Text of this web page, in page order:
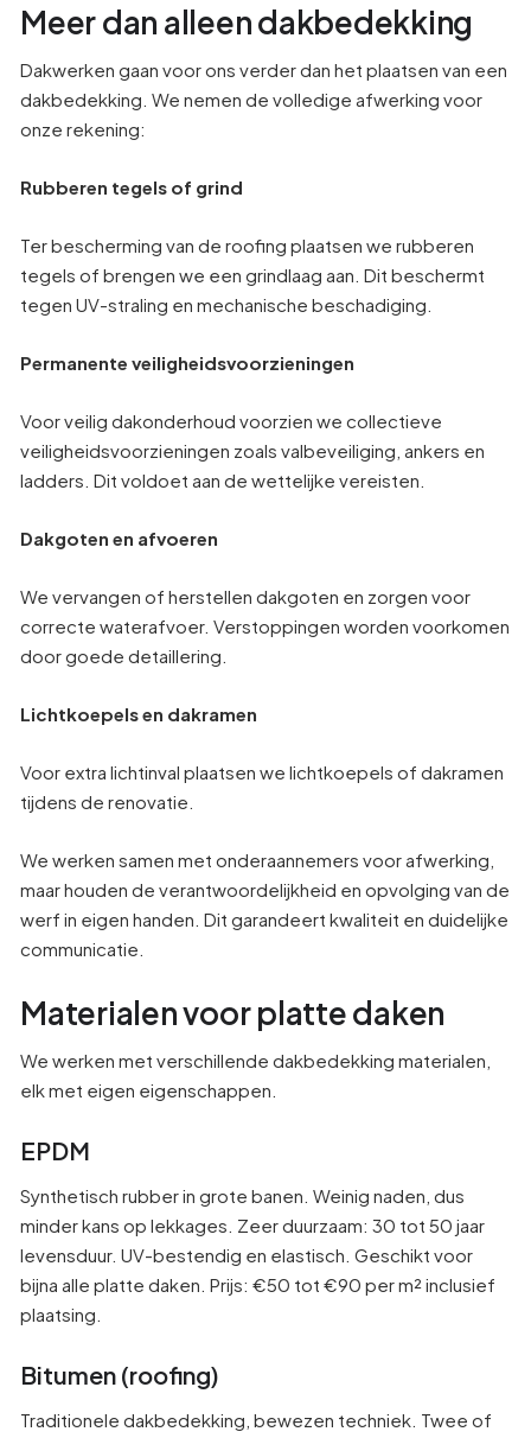
Meer dan alleen dakbedekking
Dakwerken gaan voor ons verder dan het plaatsen van een
dakbedekking. We nemen de volledige afwerking voor
onze rekening:
Rubberen tegels of grind
Ter bescherming van de roofing plaatsen we rubberen
tegels of brengen we een grindlaag aan. Dit beschermt
tegen UV-straling en mechanische beschadiging.
Permanente veiligheidsvoorzieningen
Voor veilig dakonderhoud voorzien we collectieve
veiligheidsvoorzieningen zoals valbeveiliging, ankers en
ladders. Dit voldoet aan de wettelijke vereisten.
Dakgoten en afvoeren
We vervangen of herstellen dakgoten en zorgen voor
correcte waterafvoer. Verstoppingen worden voorkomen
door goede detaillering.
Lichtkoepels en dakramen
Voor extra lichtinval plaatsen we lichtkoepels of dakramen
tijdens de renovatie.
We werken samen met onderaannemers voor afwerking,
maar houden de verantwoordelijkheid en opvolging van de
werf in eigen handen. Dit garandeert kwaliteit en duidelijke
communicatie.
Materialen voor platte daken
We werken met verschillende dakbedekking materialen,
elk met eigen eigenschappen.
EPDM
Synthetisch rubber in grote banen. Weinig naden, dus
minder kans op lekkages. Zeer duurzaam: 30 tot 50 jaar
levensduur. UV-bestendig en elastisch. Geschikt voor
bijna alle platte daken. Prijs: €50 tot €90 per m² inclusief
plaatsing.
Bitumen (roofing)
Traditionele dakbedekking, bewezen techniek. Twee of